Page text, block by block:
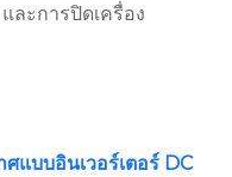
ละการปิดเครื่อง
แบบอินเวอร์เตอร์ DC